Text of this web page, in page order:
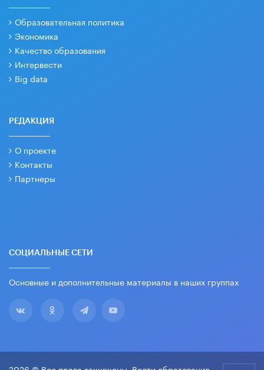
Образовательная политика
Экономика
Качество образования
Интервести
Big data
РЕДАКЦИЯ
О проекте
Контакты
Партнеры
СОЦИАЛЬНЫЕ СЕТИ
Основные и дополнительные материалы в наших группах